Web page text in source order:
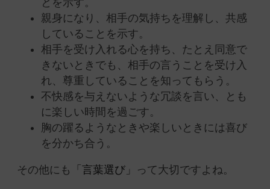
親身になり、相手の気持ちを理解し、共感
していることを示す。
相手を受け入れる心を持ち、たとえ同意で
きないときでも、相手の言うことを受け入
れ、尊重していることを知ってもらう。
不快感を与えないような冗談を言い、とも
に楽しい時間を過ごす。
胸の躍るようなときや楽しいときには喜び
を分かち合う。
その他にも 「言葉選び」 って大切ですよね。